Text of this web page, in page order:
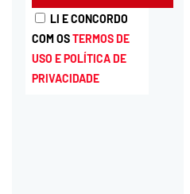
LI E CONCORDO
COM OSTERMOS DE
USO E POLÍTICA DE
PRIVACIDADE